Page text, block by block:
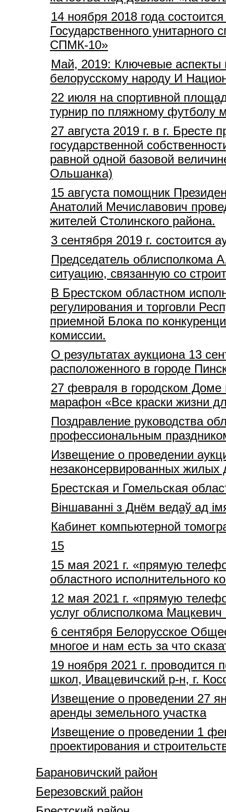
14 ноября 2018 года
Государственного унитарного
СПМК-10»
Май, 2019: Ключевые аспекты
белорусскому народу И
22 июля на спортивной
турнир по пляжному футболу
27 августа 2019 г. в г. Бресте
государственной
равной одной базовой
Ольшанка)
15 августа помощник
Анатолий Мечиславович
жителей Столинского района.
3 сентября 2019 г. состоится
Председатель облисполкома
ситуацию, связанную со
В Брестском областном
регулирования и торговли
приемной Блока по
комиссии.
О результатах аукциона 13
расположенного в городе
27 февраля в городском Доме
марафон «Все краски жизни
Поздравление руководства
профессиональным
Извещение о проведении
незаконсервированных жилых
Брестская и Гомельская
Віншаванні з Днём ведаў ад
Кабинет компьютерной
15
15 мая 2021 г. «прямую
областного исполнительного
12 мая 2021 г. «прямую
услуг облисполкома
6 сентября Белорусское
многое и нам есть за что
19 ноября 2021 г. проводится
школ, Ивацевичский р-н, г.
Извещение о проведении 27
аренды земельного участка
Извещение о проведении 1
проектирования и
Барановичский район
Березовский район